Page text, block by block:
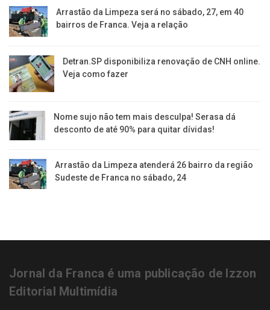
Arrastão da Limpeza será no sábado, 27, em 40
bairros de Franca. Veja a relação
Detran.SP disponibiliza renovação de CNH online.
Veja como fazer
Nome sujo não tem mais desculpa! Serasa dá
desconto de até 90% para quitar dívidas!
Arrastão da Limpeza atenderá 26 bairro da região
Sudeste de Franca no sábado, 24
Jornal da Franca é uma publicação de Izzon
Editorial Multimídia